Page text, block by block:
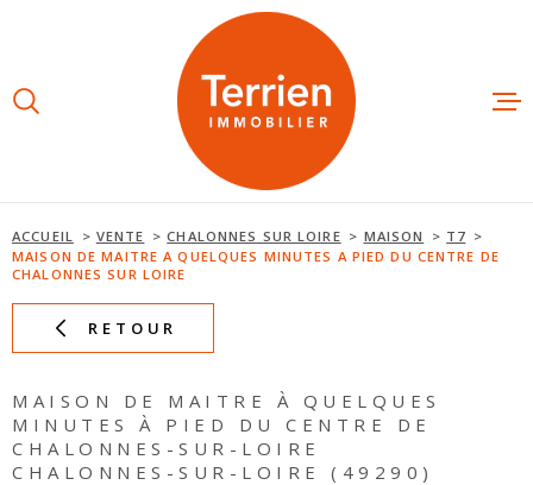
recherche
principal
ACHETER
ACCUEIL VENTE CHALONNES SUR LOIRE MAISON
T7
MAISON DE MAITRE A QUELQUES MINUTES A PIED DU CENTRE DE
CHALONNES SUR LOIRE
RETOUR
MAISON DE MAITRE À QUELQUES
MINUTES À PIED DU CENTRE DE
CHALONNES-SUR-LOIRE
CHALONNES-SUR-LOIRE (49290)